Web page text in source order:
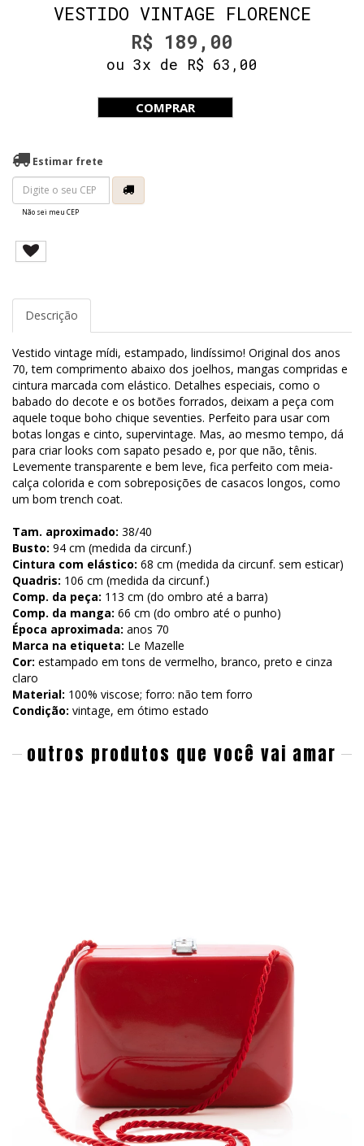
VESTIDO VINTAGE FLORENCE
R$ 189,00
ou 3x de R$ 63,00
COMPRAR
Estimar frete
Não sei meu CEP
Descrição
Vestido vintage mídi, estampado, lindíssimo! Original dos anos
70, tem comprimento abaixo dos joelhos, mangas compridas e
cintura marcada com elástico. Detalhes especiais, como o
babado do decote e os botões forrados, deixam a peça com
aquele toque boho chique seventies. Perfeito para usar com
botas longas e cinto, supervintage. Mas, ao mesmo tempo, dá
para criar looks com sapato pesado e, por que não, tênis.
Levemente transparente e bem leve, fica perfeito com meia-
calça colorida e com sobreposições de casacos longos, como
um bom trench coat.
Tam. aproximado: 38/40
Busto: 94 cm (medida da circunf.)
Cintura com elástico: 68 cm (medida da circunf. sem esticar)
Quadris: 106 cm (medida da circunf.)
Comp. da peça: 113 cm (do ombro até a barra)
Comp. da manga: 66 cm (do ombro até o punho)
Época aproximada: anos 70
Marca na etiqueta: Le Mazelle
Cor: estampado em tons de vermelho, branco, preto e cinza
claro
Material: 100% viscose; forro: não tem forro
Condição: vintage, em ótimo estado
outros produtos que você vai amar